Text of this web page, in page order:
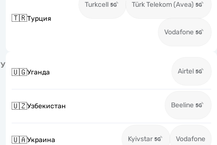
🇹🇷Турция
Turkcell Türk Telekom (Avea)
Vodafone
У
🇺🇬Уганда Airtel
🇺🇿Узбекистан Beeline
🇺🇦Украина Kyivstar Vodafone